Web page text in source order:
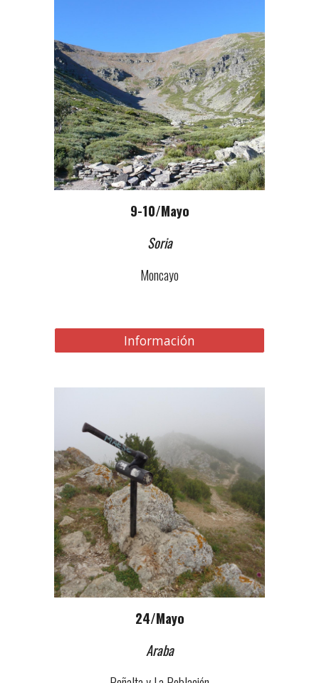
9-10/Mayo
Soria
Moncayo
Información
24/Mayo
Araba